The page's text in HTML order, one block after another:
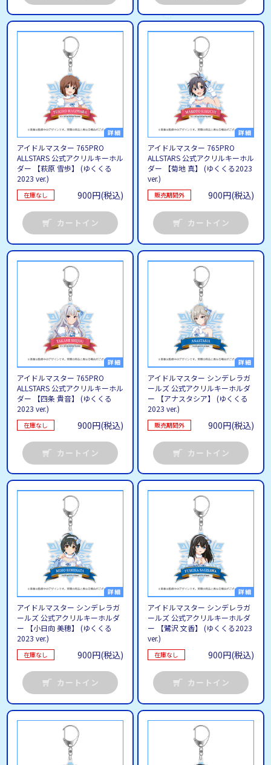
アイドルマスター 765PRO
ALLSTARS 公式アクリルキーホル
ダー 【萩原 雪歩】 (ゆくくる
2023 ver.)
在庫なし 900円(税込)
カートイン
アイドルマスター 765PRO
ALLSTARS 公式アクリルキーホル
ダー 【菊地 真】 (ゆくくる2023
ver.)
販売期間外 900円(税込)
カートイン
アイドルマスター 765PRO
ALLSTARS 公式アクリルキーホル
ダー 【四条 貴音】 (ゆくくる
2023 ver.)
在庫なし 900円(税込)
カートイン
アイドルマスター シンデレラガ
ールズ 公式アクリルキーホルダ
ー 【アナスタシア】 (ゆくくる
2023 ver.)
販売期間外 900円(税込)
カートイン
アイドルマスター シンデレラガ
ールズ 公式アクリルキーホルダ
ー 【小日向 美穂】 (ゆくくる
2023 ver.)
在庫なし 900円(税込)
カートイン
アイドルマスター シンデレラガ
ールズ 公式アクリルキーホルダ
ー 【鷺沢 文香】 (ゆくくる2023
ver.)
在庫なし 900円(税込)
カートイン